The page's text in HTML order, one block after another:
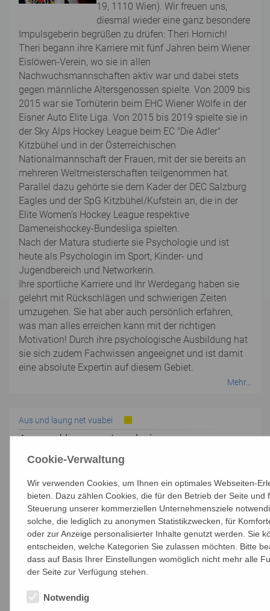
19, 1110 Wien). Wir freuen uns,
diesmal wieder eine ganz besondere
Impulsgeberin begrüßen zu drüfen: Theri Hornich!
Theri begann ihre Karriere mit fünf Jahren beim Wiener
Eislöwen-Verein, wo sie in allen
Nachwuchsmannschaften aktiv war und dabei stets
gegen männliche Altersgenossen spielte. Von 2009 bis
2015 war sie Torhüterin beim EHC Wiener Wölfe in der
Eisner Auto Elite Liga. Von 2015 bis 2019 spielte sie in
der Sky Alps Hockey League beim EC "Die Adler"
Kitzbühel und in der Österreichischen
Nationalmannschaft der Frauen, mit der sie bereits an
mehreren Weltmeisterschaften teilgenommen hat.
Parallel dazu gehörte sie dem Kader der DEC Salzburg
Eagles und der SpG Kitzbühel/Kufstein an, die in der
Elite Women’s Hockey League respektive
Dameneishockey-Bundesliga spielten.
Nach der Matura studierte sie Psychologie und ist
heute als Psychologin im Sport, Kinder- und
Jugendbereich und Networkerin.
Ihre sportliche Karriere und Ihr Werdegang haben sie
gelehrt mit Rückschlägen und schwierigen Zeiten
umzugehen. Sie hat aber auch persönlich erfahren,
was man alles erreichen kann mit der richtigen
Motivation! Durch ihre psychologische Ausbildung hat
sie sich zudem Fachwissen angeeignet und ist damit
eine absolute Expertin auf diesem Gebiet.
Mehr...
Aus und laung net vuabei
Aus und laung net vuabei -
Schriftsteller Rudi Weiß hat sich der
14 Kreuzwegstationen
angenommen und davon 2024 eine
neue Version in Mundart verfasst.
Untermalt wird diese im wahrsten
Sinn des Wortes mit Bildern der
Künstlerin Christine Eigner aus
Untermalung.
Cookie-Verwaltung
Wir verwenden Cookies, um Ihnen ein optimales Webseiten-
bieten. Dazu zählen Cookies, die für den Betrieb der Seite und
Steuerung unserer kommerziellen Unternehmensziele
solche, die lediglich zu anonymen Statistikzwecken, für
oder zur Anzeige personalisierter Inhalte genutzt werden. Sie
entscheiden, welche Kategorien Sie zulassen möchten. Bitte
dass auf Basis Ihrer Einstellungen womöglich nicht mehr alle
der Seite zur Verfügung stehen.
Notwendig